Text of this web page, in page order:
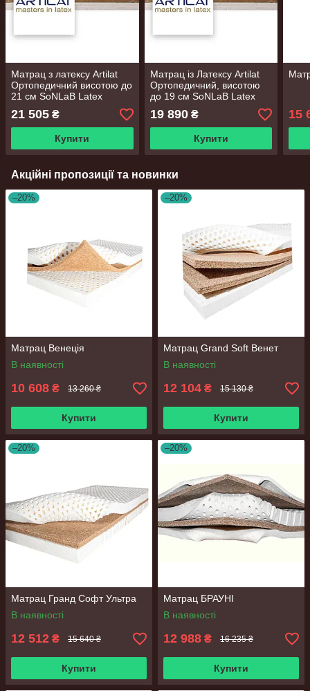
Матрац з латексу Artilat
Ортопедичний висотою до
21 см SoNLaB Latex
21 505 ₴
Купити
Матрац із Латексу Artilat
Ортопедичний, висотою
до 19 см SoNLaB Latex
19 890₴
Купити
15
Акційні пропозиції та новинки
–20%
Матрац Венеція
В наявності
10 608 ₴ 13 260 ₴
Купити
–20%
Матрац Grand Soft Венет
В наявності
12 104 ₴ 15 130 ₴
Купити
–20%
Матрац Гранд Софт Ультра
В наявності
12 512 ₴ 15 640 ₴
Купити
–20%
Матрац БРАУНІ
В наявності
12 988 ₴ 16 235 ₴
Купити